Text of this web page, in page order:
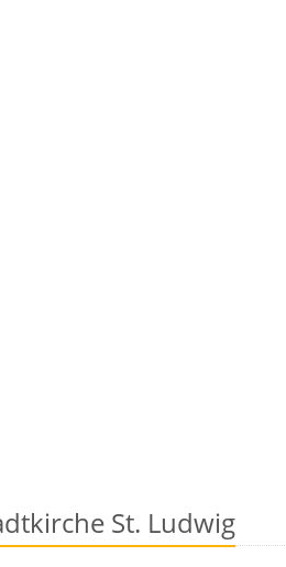
St. Ludwig